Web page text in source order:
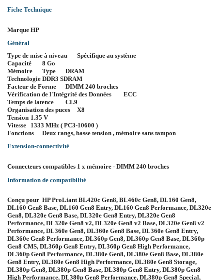
Fiche Technique
Marque HP
Général
Type de mise à niveau
Spécifique au système
Capacité
8 Go
Mémoire
Type
DRAM
Technologie DDR3 SDRAM
Facteur de Forme
DIMM 240 broches
Vérification de l'Intégrité des Données
ECC
Temps de latence
CL9
Organisation des puces
X8
Tension 1.35 V
Vitesse
1333 MHz ( PC3-10600 )
Fonctions
Deux rangs, basse tension , mémoire sans tampon
Extension-connectivité
Connecteurs compatibles 1 x mémoire - DIMM 240 broches
Information de compatibilité
Conçu pour HP ProLiant BL420c Gen8, BL460c Gen8, DL160 Gen8,
DL160 Gen8 Base, DL160 Gen8 Entry, DL160 Gen8 Performance, DL320e
Gen8, DL320e Gen8 Base, DL320e Gen8 Entry, DL320e Gen8
Performance, DL320e Gen8 v2, DL320e Gen8 v2 Base, DL320e Gen8 v2
Performance, DL360e Gen8, DL360e Gen8 Base, DL360e Gen8 Entry,
DL360e Gen8 Performance, DL360p Gen8, DL360p Gen8 Base, DL360p
Gen8 CMS, DL360p Gen8 Entry, DL360p Gen8 High Performance,
DL360p Gen8 Performance, DL380e Gen8, DL380e Gen8 Base, DL380e
Gen8 Entry, DL380e Gen8 High Performance, DL380e Gen8 Storage,
DL380p Gen8, DL380p Gen8 Base, DL380p Gen8 Entry, DL380p Gen8
High Performance, DL380p Gen8 Performance, DL380p Gen8 Special,